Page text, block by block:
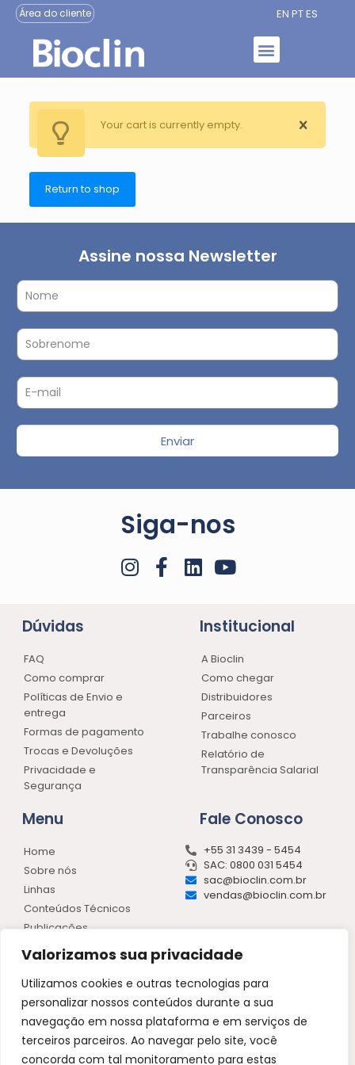
Valorizamos sua privacidade
Utilizamos cookies e outras tecnologias para
personalizar nossos conteúdos durante a sua
navegação em nossa plataforma e em serviços de
terceiros parceiros. Ao navegar pelo site, você
concorda com tal monitoramento para estas
Área do cliente EN PTES
Your cart is currently empty.
Return to shop
Assine nossa Newsletter
Enviar
Siga-nos
Dúvidas
FAQ
Como comprar
Políticas de Envio e
entrega
Formas de pagamento
Trocas e Devoluções
Privacidade e
Segurança
Institucional
A Bioclin
Como chegar
Distribuidores
Parceiros
Trabalhe conosco
Relatório de
Transparência Salarial
Menu
Home
Sobre nós
Linhas
Conteúdos Técnicos
Publicações
Loja
Fale Conosco
+55 31 3439 - 5454
SAC: 0800 031 5454
sac@bioclin.com.br
vendas@bioclin.com.br
Quibasa – Química Básica Ltda.
Rua Téles de Menezes 92, Santa Branca, Belo Horizonte, MG, CEP: 31.565-130
CNPJ: 19.400.787/0001-07
©2022 Todos os direitos reservados.